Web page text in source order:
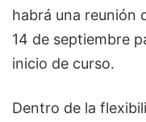
habrá una reunión
14 de septiembre
inicio de curso.
Dentro de la